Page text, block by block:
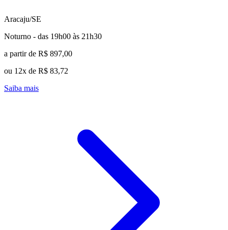
Aracaju/SE
Noturno - das 19h00 às 21h30
a partir de R$ 897,00
ou 12x de R$ 83,72
Saiba mais